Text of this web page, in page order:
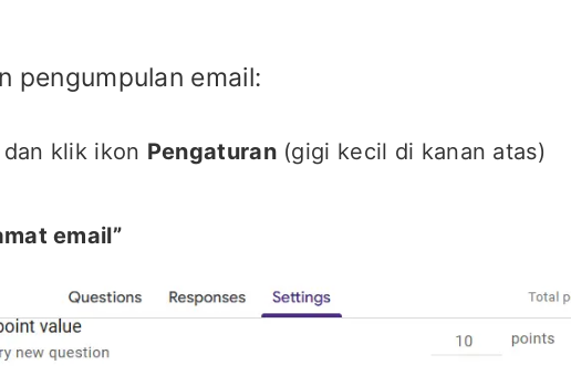
pengumpulan email:
klik ikon Pengaturan(gigi kecil di kanan atas)
email”